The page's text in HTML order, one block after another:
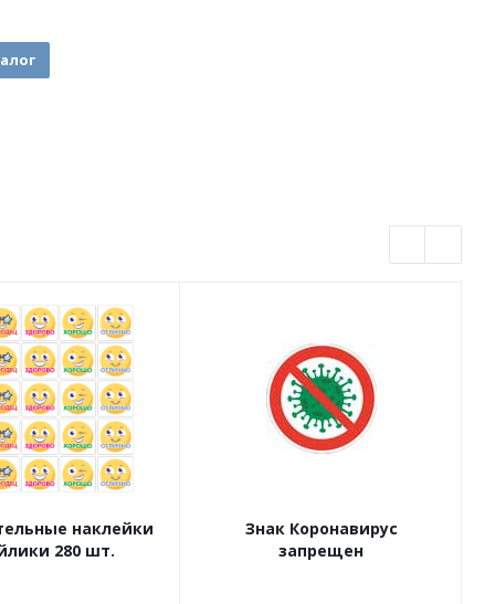
наклейки
280 шт.
Знак Коронавирус
запрещен